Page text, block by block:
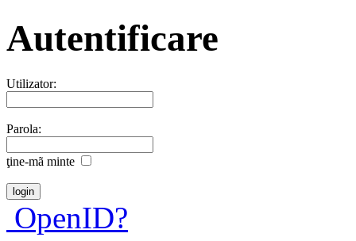
Autentificare
Utilizator:
Parola:
ţine-mã minte
OpenID?